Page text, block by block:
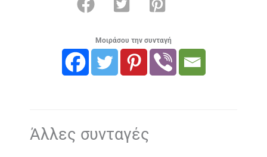
Μοιράσου την συνταγή
Άλλες συνταγές